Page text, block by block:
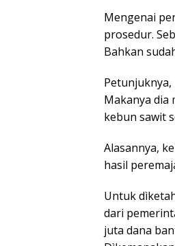
Mengenai
prosedur.
Bahkan
Petunjuknya,
Makanya dia
kebun sawit
Alasannya,
hasil
Untuk
dari
juta dana